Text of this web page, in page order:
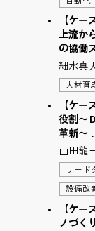
【ケー
上流か
の協働
細水真
人材育
【ケ
役割〜
⾰新〜
山田龍
リード
設備改
【ケ
ノづく